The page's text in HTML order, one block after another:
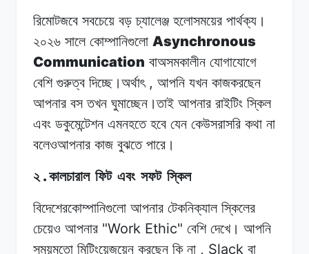
রিমোটজবে সবচেয়ে বড় চ্যালেঞ্জ হলোসময়ের পার্থক্য।
২০২৬ সালে কোম্পানিগুলো Asynchronous
Communication বাঅসমকালীন যোগাযোগে
বেশি গুরুত্ব দিচ্ছে।অর্থাৎ, আপনি যখন কাজকরছেন
আপনার বস তখন ঘুমাচ্ছেন।তাই আপনার রাইটিং স্কিল
এবং ডকুমেন্টেশন এমনহতে হবে যেন কেউসরাসরি কথা না
বলেওআপনার কাজ বুঝতে পারে।
২ .কালচারাল ফিট এবং সফট স্কিল
বিদেশেরকোম্পানিগুলো আপনার টেকনিক্যাল স্কিলের
চেয়েও আপনার "Work Ethic" বেশি দেখে। আপনি
সময়মতো মিটিংয়েজয়েন করছেন কি না , Slack বা